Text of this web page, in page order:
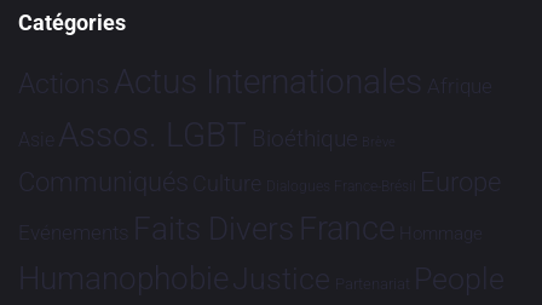
Catégories
Actions Actus Internationales Afrique
Asie Assos. LGBT Bioéthique Brève
Communiqués Culture Dialogues France-Brésil Europe
Evénements Faits Divers France Hommage
HumanophobieJustice Partenariat People